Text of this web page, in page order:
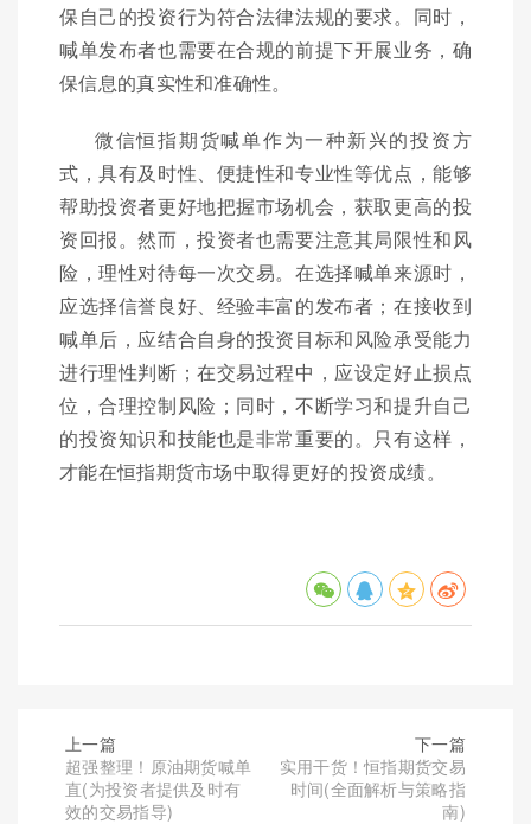
保自己的投资行为符合法律法规的要求。同时，
喊单发布者也需要在合规的前提下开展业务，确
保信息的真实性和准确性。
微信恒指期货喊单作为一种新兴的投资方
式，具有及时性、便捷性和专业性等优点，能够
帮助投资者更好地把握市场机会，获取更高的投
资回报。然而，投资者也需要注意其局限性和风
险，理性对待每一次交易。在选择喊单来源时，
应选择信誉良好、经验丰富的发布者；在接收到
喊单后，应结合自身的投资目标和风险承受能力
进行理性判断；在交易过程中，应设定好止损点
位，合理控制风险；同时，不断学习和提升自己
的投资知识和技能也是非常重要的。只有这样，
才能在恒指期货市场中取得更好的投资成绩。
上一篇
超强整理！原油期货喊单
直(为投资者提供及时有
效的交易指导)
下一篇
实用干货！恒指期货交易
时间(全面解析与策略指
南)